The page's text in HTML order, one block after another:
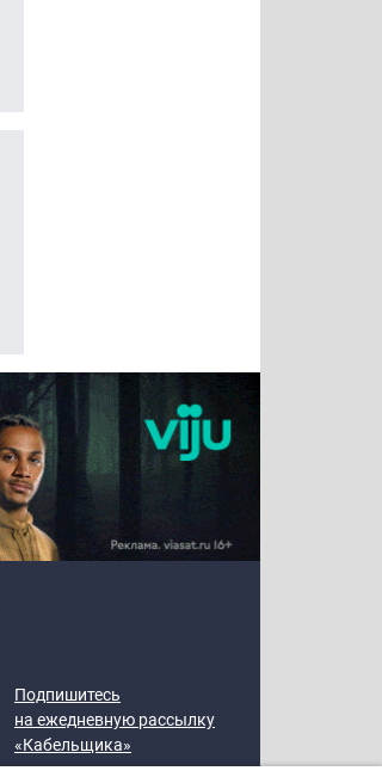
Подпишитесь
на ежедневную рассылку
«Кабельщика»